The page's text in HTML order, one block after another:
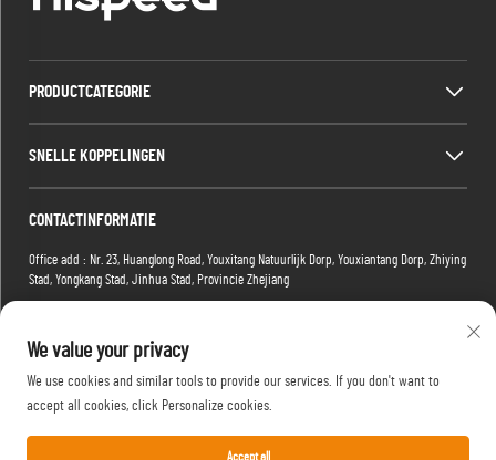
PRODUCTCATEGORIE
SNELLE KOPPELINGEN
CONTACTINFORMATIE
Office add : Nr. 23, Huanglong Road, Youxitang Natuurlijk Dorp, Youxiantang Dorp, Zhiying
Stad, Yongkang Stad, Jinhua Stad, Provincie Zhejiang
[email protected]
We value your privacy
We use cookies and similar tools to provide our services. If you don't want to
accept all cookies, click Personalize cookies.
Accept all